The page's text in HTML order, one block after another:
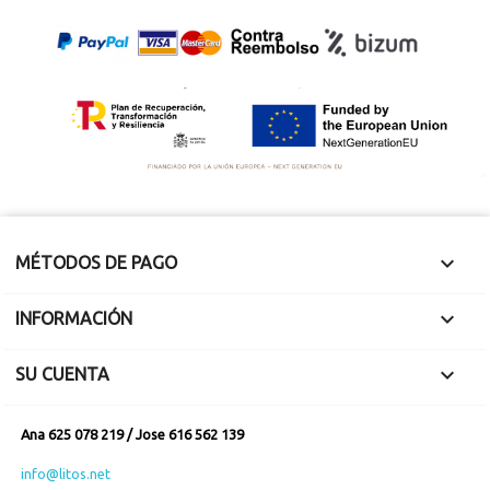
Coordenadas:62° 54′ 0″ N,152° 26′ 0″ E.Hallazgo
Sección de 16.22
gramos de peso.
Mide 4.1 x 3.7 cm y
1.9 mm de grosor de
widmanstatten
Mide 2 x 1.8 x 1 cm.
Final de corte.
MÉTODOS DE PAGO 
INFORMACIÓN 
SU CUENTA 
Ana 625 078 219 / Jose 616 562 139
info@litos.net